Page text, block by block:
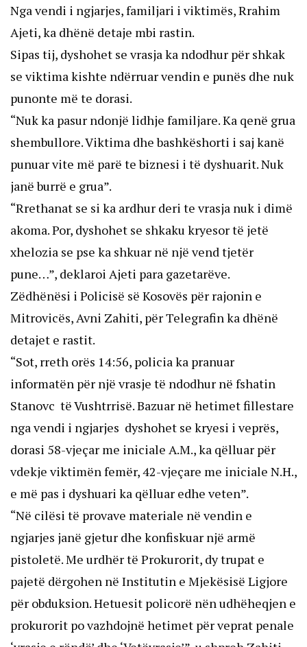
Nga vendi i ngjarjes, familjari i viktimës, Rrahim
Ajeti, ka dhënë detaje mbi rastin.
Sipas tij, dyshohet se vrasja ka ndodhur për shkak
se viktima kishte ndërruar vendin e punës dhe nuk
punonte më te dorasi.
“Nuk ka pasur ndonjë lidhje familjare. Ka qenë grua
shembullore. Viktima dhe bashkëshorti i saj kanë
punuar vite më parë te biznesi i të dyshuarit. Nuk
janë burrë e grua”.
“Rrethanat se si ka ardhur deri te vrasja nuk i dimë
akoma. Por, dyshohet se shkaku kryesor të jetë
xhelozia se pse ka shkuar në një vend tjetër
pune…”, deklaroi Ajeti para gazetarëve.
Zëdhënësi i Policisë së Kosovës për rajonin e
Mitrovicës, Avni Zahiti, për Telegrafin ka dhënë
detajet e rastit.
“Sot, rreth orës 14:56, policia ka pranuar
informatën për një vrasje të ndodhur në fshatin
Stanovc të Vushtrrisë. Bazuar në hetimet fillestare
nga vendi i ngjarjes dyshohet se kryesi i veprës,
dorasi 58-vjeçar me iniciale A.M., ka qëlluar për
vdekje viktimën femër, 42-vjeçare me iniciale N.H.,
e më pas i dyshuari ka qëlluar edhe veten”.
“Në cilësi të provave materiale në vendin e
ngjarjes janë gjetur dhe konfiskuar një armë
pistoletë. Me urdhër të Prokurorit, dy trupat e
pajetë dërgohen në Institutin e Mjekësisë Ligjore
për obduksion. Hetuesit policorë nën udhëheqjen e
prokurorit po vazhdojnë hetimet për veprat penale